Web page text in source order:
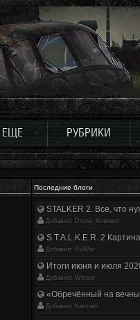
ЕЩЕ РУБРИКИ
Последние блоги
STALKER 2. Все, что
Добавил: Drone_Ambient
S.T.A.L.K.E.R. 2
Добавил: RuWar
Итоги июня и июля
Добавил: Winsor
«Обречённый на
Добавил: Kanzaki